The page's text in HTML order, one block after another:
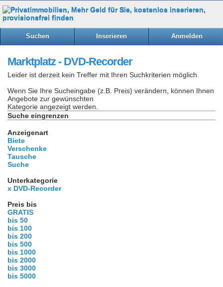
Suchen Inserieren Anmelden
Marktplatz - DVD-Recorder
Leider ist derzeit kein Treffer mit Ihren Suchkriterien möglich.
Wenn Sie Ihre Sucheingabe (z.B. Preis) verändern, können Ihnen
Angebote zur gewünschten
Kategorie angezeigt werden.
Suche eingrenzen
Anzeigenart
Biete
Verschenke
Tausche
Suche
Unterkategorie
x DVD-Recorder
Preis bis
GRATIS
bis 50
bis 100
bis 200
bis 500
bis 1000
bis 2000
bis 3000
bis 5000